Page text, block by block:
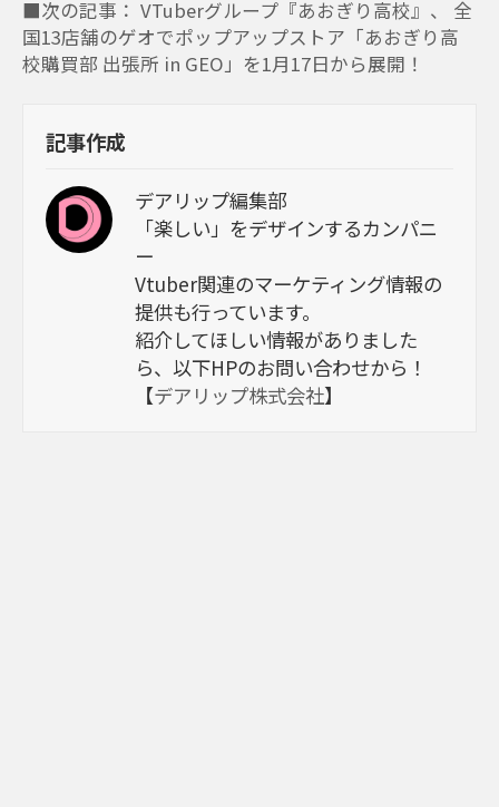
■次の記事： VTuberグループ『あおぎり高校』、 全
国13店舗のゲオでポップアップストア「あおぎり高
校購買部 出張所 in GEO」を1月17日から展開！
記事作成
デアリップ編集部
「楽しい」をデザインするカンパニ
ー
Vtuber関連のマーケティング情報の
提供も行っています。
紹介してほしい情報がありました
ら、以下HPのお問い合わせから！
【デアリップ株式会社】